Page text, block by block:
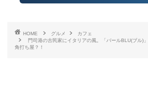
HOME グルメ
カフェ
門司港の古民家にイタリアの風。「バールBLU(ブル)
角打ち屋？！